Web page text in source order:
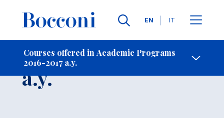
Languages
EN IT
Courses offered in Academic Programs
2016-2017 a.y.
- Contact Us
Course 2016-2017
a.y.